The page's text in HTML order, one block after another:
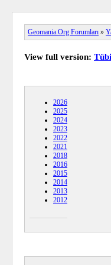
Geomania.Org Forumları »
View full version:
2026
2025
2024
2023
2022
2021
2018
2016
2015
2014
2013
2012